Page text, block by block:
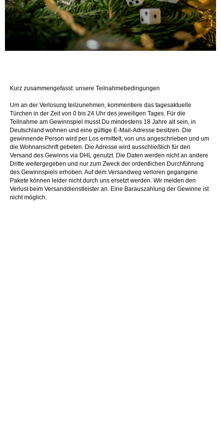
Kurz zusammengefasst: unsere Teilnahmebedingungen
Um an der Verlosung teilzunehmen, kommentiere das tagesaktuelle
Türchen in der Zeit von 0 bis 24 Uhr des jeweiligen Tages. Für die
Teilnahme am Gewinnspiel musst Du mindestens 18 Jahre alt sein, in
Deutschland wohnen und eine gültige E-Mail-Adresse besitzen. Die
gewinnende Person wird per Los ermittelt, von uns angeschrieben und um
die Wohnanschrift gebeten. Die Adresse wird ausschließlich für den
Versand des Gewinns via DHL genutzt. Die Daten werden nicht an andere
Dritte weitergegeben und nur zum Zweck der ordentlichen Durchführung
des Gewinnspiels erhoben. Auf dem Versandweg verloren gegangene
Pakete können leider nicht durch uns ersetzt werden. Wir melden den
Verlust beim Versanddienstleister an. Eine Barauszahlung der Gewinne ist
nicht möglich.